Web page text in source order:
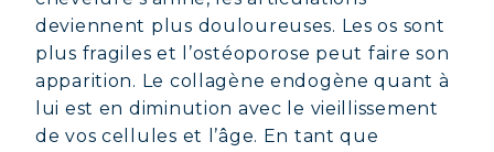
deviennent plus douloureuses. Les os sont
plus fragiles et l’ostéoporose peut faire son
apparition. Le collagène endogène quant à
lui est en diminution avec le vieillissement
de vos cellules et l’âge. En tant que